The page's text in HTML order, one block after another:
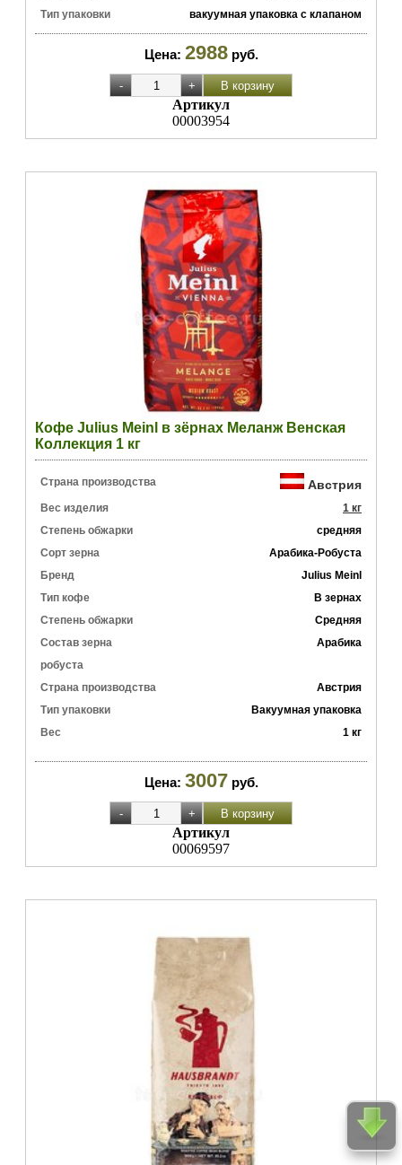
Тип упаковки
вакуумная упаковка с клапаном
Цена: 2988 руб.
Артикул
00003954
Кофе Julius Meinl в зёрнах Меланж Венская
Коллекция 1 кг
Страна производства Австрия
Вес изделия
1 кг
Степень обжарки
средняя
Сорт зерна
Арабика-Робуста
Бренд
Julius Meinl
Тип кофе
В зернах
Степень обжарки
Средняя
Состав зерна
Арабика
робуста
Страна производства
Австрия
Тип упаковки
Вакуумная упаковка
Вес
1 кг
Цена: 3007 руб.
Артикул
00069597